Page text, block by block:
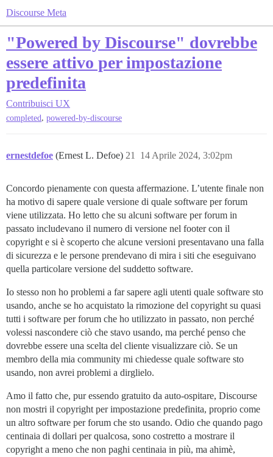
Discourse Meta
"Powered by Discourse" dovrebbe
essere attivo per impostazione
predefinita
Contribuisci UX
completed, powered-by-discourse
ernestdefoe (Ernest L. Defoe) 14 Aprile 2024, 3:02pm
21
Concordo pienamente con questa affermazione. L’utente finale non
ha motivo di sapere quale versione di quale software per forum
viene utilizzata. Ho letto che su alcuni software per forum in
passato includevano il numero di versione nel footer con il
copyright e si è scoperto che alcune versioni presentavano una falla
di sicurezza e le persone prendevano di mira i siti che eseguivano
quella particolare versione del suddetto software.
Io stesso non ho problemi a far sapere agli utenti quale software sto
usando, anche se ho acquistato la rimozione del copyright su quasi
tutti i software per forum che ho utilizzato in passato, non perché
volessi nascondere ciò che stavo usando, ma perché penso che
dovrebbe essere una scelta del cliente visualizzare ciò. Se un
membro della mia community mi chiedesse quale software sto
usando, non avrei problemi a dirglielo.
Amo il fatto che, pur essendo gratuito da auto-ospitare, Discourse
non mostri il copyright per impostazione predefinita, proprio come
un altro software per forum che sto usando. Odio che quando pago
centinaia di dollari per qualcosa, sono costretto a mostrare il
copyright a meno che non paghi centinaia in più, ma ahimè,